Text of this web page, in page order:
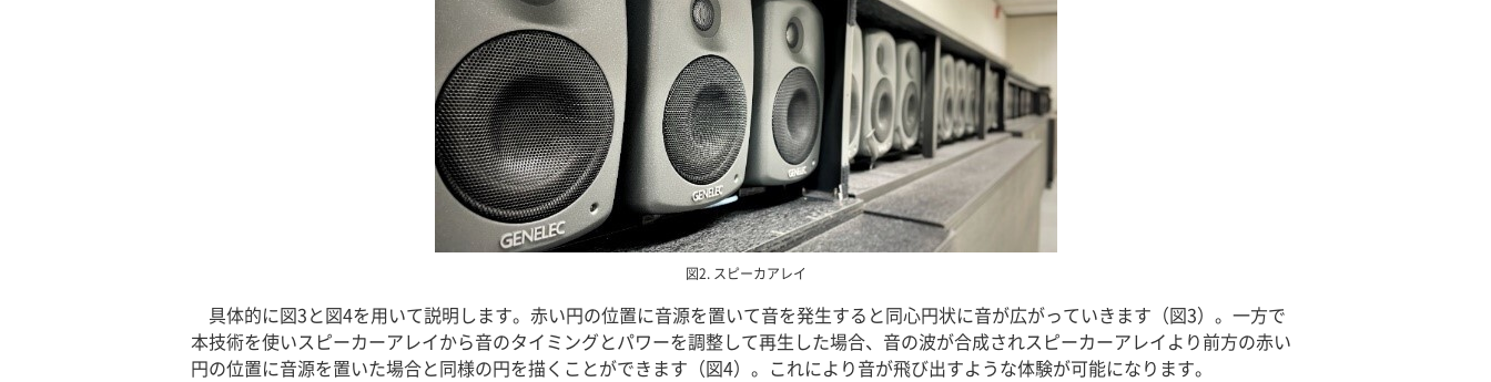
図2. スピーカアレイ
具体的に図3と図4を用いて説明します。赤い円の位置に音源を置いて音を発生すると同心円状に音が広がっていきます（図3）。一方で
本技術を使いスピーカーアレイから音のタイミングとパワーを調整して再生した場合、音の波が合成されスピーカーアレイより前方の赤い
円の位置に音源を置いた場合と同様の円を描くことができます（図4）。これにより音が飛び出すような体験が可能になります。